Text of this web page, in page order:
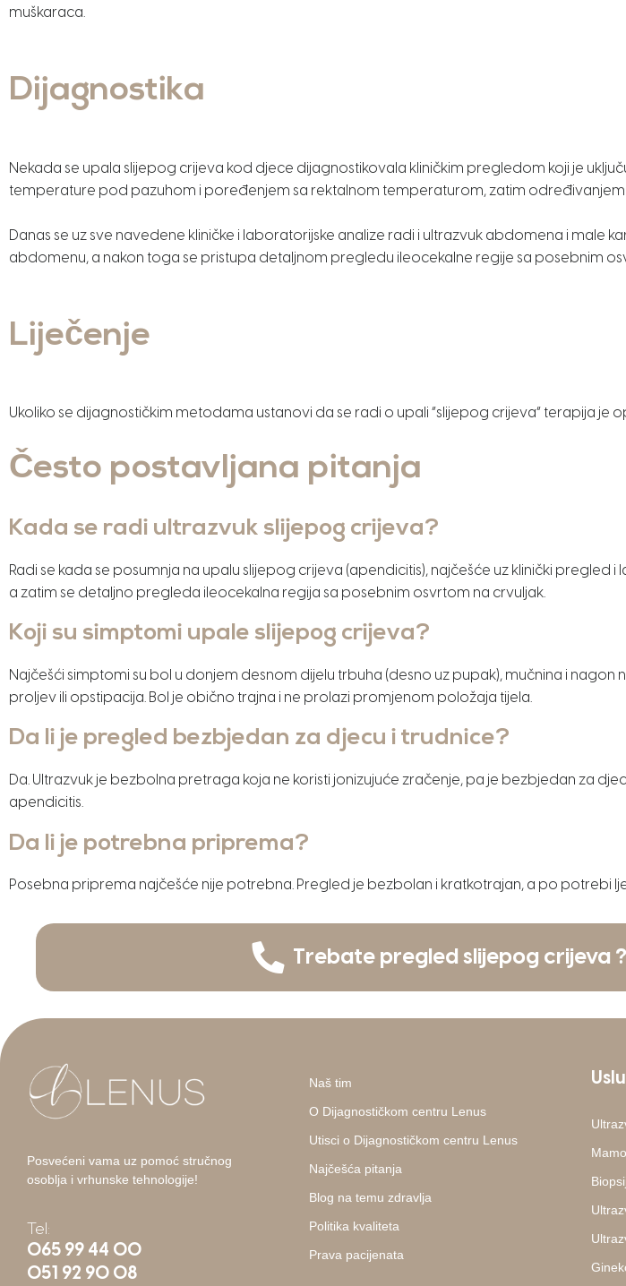
muškaraca.
Dijagnostika
Nekada se upala slijepog crijeva kod djece dijagnostikovala kliničkim pregledom koji je
temperature pod pazuhom i poređenjem sa rektalnom temperaturom, zatim određivanjem
Danas se uz sve navedene kliničke i laboratorijske analize radi i ultrazvuk abdomena i male
abdomenu, a nakon toga se pristupa detaljnom pregledu ileocekalne regije sa posebnim
Liječenje
Ukoliko se dijagnostičkim metodama ustanovi da se radi o upali “slijepog crijeva” terapija je
Često postavljana pitanja
Kada se radi ultrazvuk slijepog crijeva?
Radi se kada se posumnja na upalu slijepog crijeva (apendicitis), najčešće uz klinički
a zatim se detaljno pregleda ileocekalna regija sa posebnim osvrtom na crvuljak.
Koji su simptomi upale slijepog crijeva?
Najčešći simptomi su bol u donjem desnom dijelu trbuha (desno uz pupak), mučnina i
proljev ili opstipacija. Bol je obično trajna i ne prolazi promjenom položaja tijela.
Da li je pregled bezbjedan za djecu i trudnice?
Da. Ultrazvuk je bezbolna pretraga koja ne koristi jonizujuće zračenje, pa je bezbjedan za
apendicitis.
Da li je potrebna priprema?
Posebna priprema najčešće nije potrebna. Pregled je bezbolan i kratkotrajan, a po potrebi
Trebate pregled slijepog crijeva
Posvećeni vama uz pomoć stručnog
osoblja i vrhunske tehnologije!
Tel:
065 99 44 00
051 92 90 08
Naš tim
O Dijagnostičkom centru Lenus
Utisci o Dijagnostičkom centru Lenus
Najčešća pitanja
Blog na temu zdravlja
Politika kvaliteta
Prava pacijenata